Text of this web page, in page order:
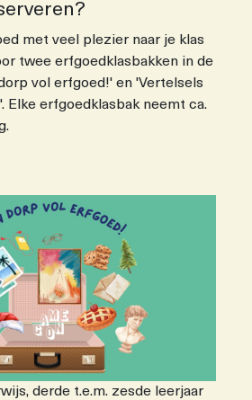
met veel plezier naar je klas
twee erfgoedklasbakken in de
vol erfgoed!' en 'Vertelsels
Elke erfgoedklasbak neemt ca.
derde t.e.m. zesde leerjaar